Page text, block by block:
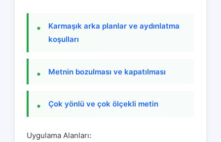
Karmaşık arka planlar ve aydınlatma
koşulları
Metnin bozulması ve kapatılması
Çok yönlü ve çok ölçekli metin
Uygulama Alanları: